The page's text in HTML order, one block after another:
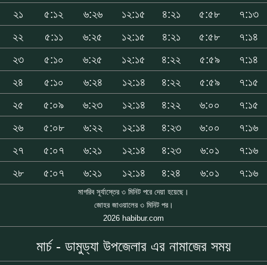
২১
৫:১২ ৬:২৬ ১২:১৫ ৪:২১ ৫:৫৮
৭:১৩
২২
৫:১১ ৬:২৫ ১২:১৫ ৪:২১ ৫:৫৮
৭:১৪
২৩
৫:১০ ৬:২৫ ১২:১৫ ৪:২২ ৫:৫৯
৭:১৪
২৪
৫:১০ ৬:২৪ ১২:১৪ ৪:২২ ৫:৫৯
৭:১৫
২৫
৫:০৯ ৬:২৩ ১২:১৪ ৪:২২ ৬:০০
৭:১৫
২৬
৫:০৮ ৬:২২ ১২:১৪ ৪:২৩ ৬:০০
৭:১৬
২৭
৫:০৭ ৬:২১ ১২:১৪ ৪:২৩ ৬:০১
৭:১৬
২৮
৫:০৭ ৬:২১ ১২:১৪ ৪:২৪ ৬:০১ ৭:১৬
মাগরিব সূর্যাস্তের ৩ মিনিট পরে দেয়া হয়েছে।
জোহর জাওয়ালের ৩ মিনিট পর।
2026 habibur.com
মার্চ - ডামুড্যা উপজেলার এর নামাজের সময়